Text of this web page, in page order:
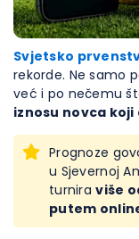
Svjetsko
rekorde. Ne samo
već i po nečemu
iznosu novca
Prognoze
u Sjevernoj
turniraviše
putem